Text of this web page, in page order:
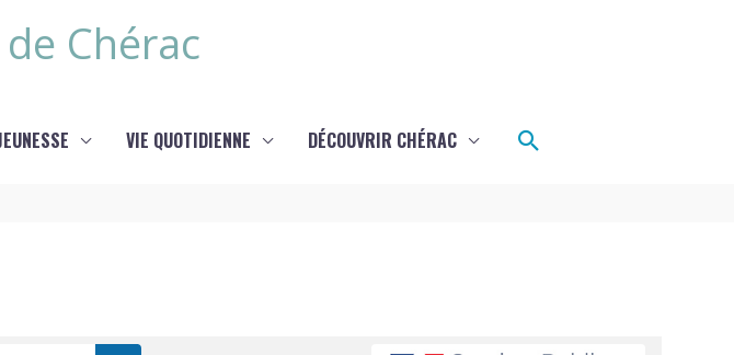
Chérac
VIE QUOTIDIENNE DÉCOUVRIR CHÉRAC Rechercher